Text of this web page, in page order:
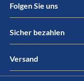
Folgen Sie uns
Sicher bezahlen
Versand